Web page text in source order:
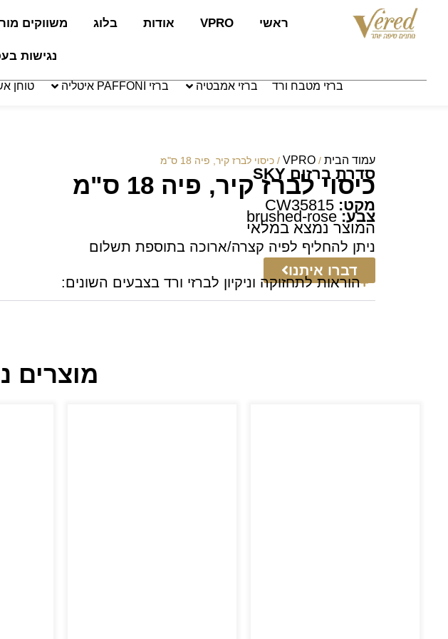
ראשי VPRO אודות בלוג משווקים
נגישות
ברזי מטבח ורד ברזי אמבטיה ברזי PAFFONI איטליה טוחן
עמוד הבית /
VPRO / כיסוי לברז קיר, פיה 18 ס"מ
סדרת ברזים SKY
כיסוי לברז קיר, פיה 18 ס"מ
מקט:
צבע:brushed-rose
המוצר נמצא במלאי
ניתן להחליף לפיה קצרה/ארוכה בתוספת תשלום
דברו איתנו
הוראות לתחזוקה וניקיון לברזי ורד בצבעים השונים:
מוצרים